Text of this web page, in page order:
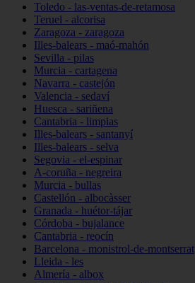
Toledo - las-ventas-de-retamosa
Teruel - alcorisa
Zaragoza - zaragoza
Illes-balears - maó-mahón
Sevilla - pilas
Murcia - cartagena
Navarra - castejón
Valencia - sedaví
Huesca - sariñena
Cantabria - limpias
Illes-balears - santanyí
Illes-balears - selva
Segovia - el-espinar
A-coruña - negreira
Murcia - bullas
Castellón - albocàsser
Granada - huétor-tájar
Córdoba - bujalance
Cantabria - reocín
Barcelona - monistrol-de-montserrat
Lleida - les
Almería - albox